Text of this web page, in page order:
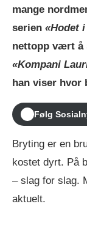
mange
serien «Hodet
nettopp vært å
«Kompani
han viser hvor
Følg
Bryting er en
kostet dyrt. På
– slag for slag.
aktuelt.